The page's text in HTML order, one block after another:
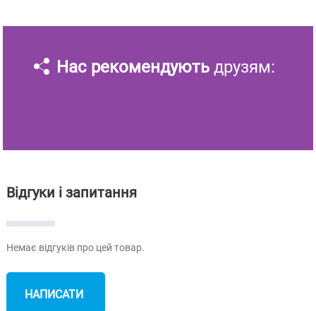
Нас рекомендують друзям:
Відгуки і запитання
Немає відгуків про цей товар.
НАПИСАТИ